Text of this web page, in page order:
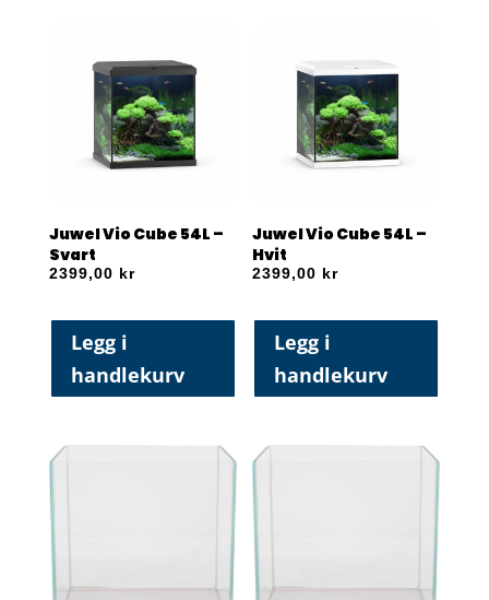
Juwel Vio Cube 54L –
Svart
2399,00 kr
Legg i
handlekurv
Juwel Vio Cube 54L –
Hvit
2399,00 kr
Legg i
handlekurv